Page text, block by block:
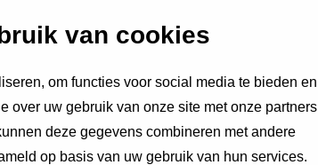
van cookies
om functies voor social media te bieden en
over uw gebruik van onze site met onze partners
deze gegevens combineren met andere
op basis van uw gebruik van hun services.